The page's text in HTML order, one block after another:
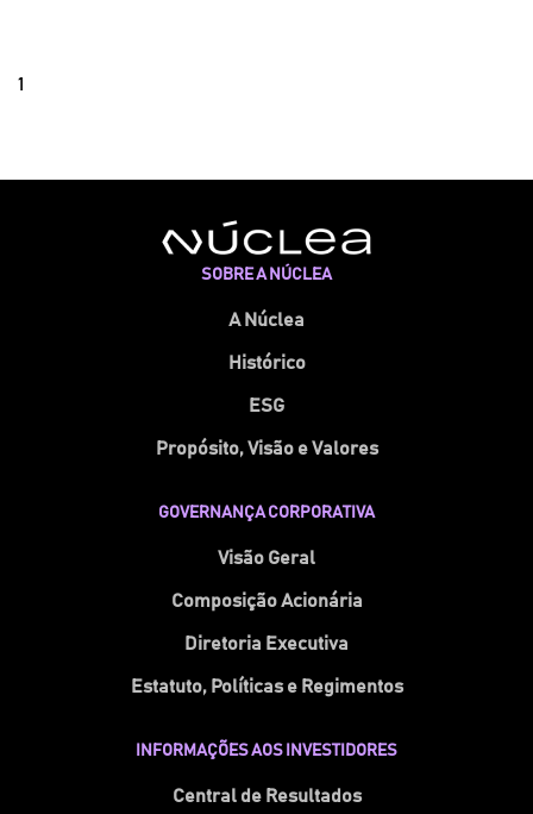
1
SOBRE A NÚCLEA
A Núclea
Histórico
ESG
Propósito, Visão e Valores
GOVERNANÇA CORPORATIVA
Visão Geral
Composição Acionária
Diretoria Executiva
Estatuto, Políticas e Regimentos
INFORMAÇÕES AOS INVESTIDORES
Central de Resultados